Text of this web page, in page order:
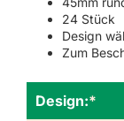
24 Stück
Design
Zum
*
Design: